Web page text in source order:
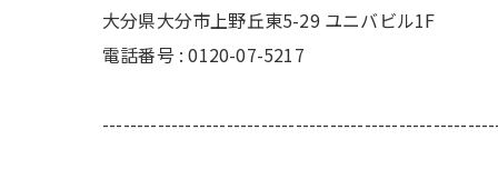
大分県大分市上野丘東5-29 ユニバビル1F
電話番号 : 0120-07-5217